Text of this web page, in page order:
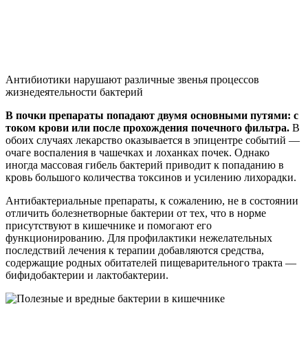
Антибиотики нарушают различные звенья процессов
жизнедеятельности бактерий
В почки препараты попадают двумя основными путями: с
током крови или после прохождения почечного фильтра. В
обоих случаях лекарство оказывается в эпицентре событий —
очаге воспаления в чашечках и лоханках почек. Однако
иногда массовая гибель бактерий приводит к попаданию в
кровь большого количества токсинов и усилению лихорадки.
Антибактериальные препараты, к сожалению, не в состоянии
отличить болезнетворные бактерии от тех, что в норме
присутствуют в кишечнике и помогают его
функционированию. Для профилактики нежелательных
последствий лечения к терапии добавляются средства,
содержащие родных обитателей пищеварительного тракта —
бифидобактерии и лактобактерии.